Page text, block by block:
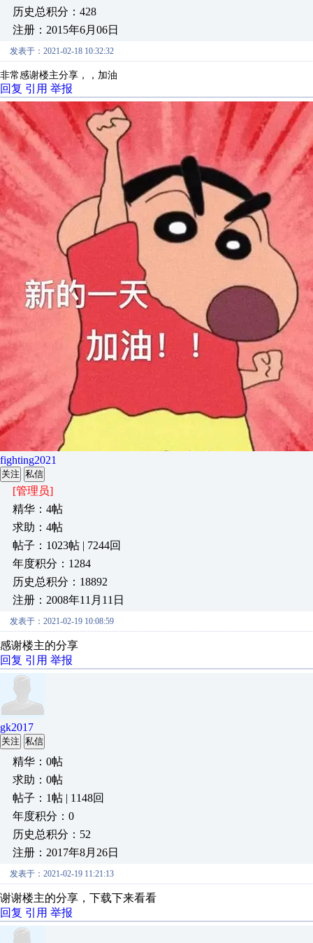
历史总积分：428
注册：2015年6月06日
发表于：2021-02-18 10:32:32
非常感谢楼主分享，，加油
回复 引用 举报
fighting2021
关注 私信
[管理员]
精华：4帖
求助：4帖
帖子：1023帖 | 7244回
年度积分：1284
历史总积分：18892
注册：2008年11月11日
发表于：2021-02-19 10:08:59
感谢楼主的分享
回复 引用 举报
gk2017
关注 私信
精华：0帖
求助：0帖
帖子：1帖 | 1148回
年度积分：0
历史总积分：52
注册：2017年8月26日
发表于：2021-02-19 11:21:13
谢谢楼主的分享，下载下来看看
回复 引用 举报